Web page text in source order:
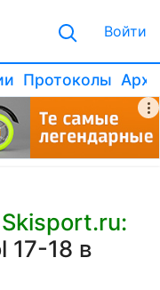
Войти
Протоколы
17-18 в